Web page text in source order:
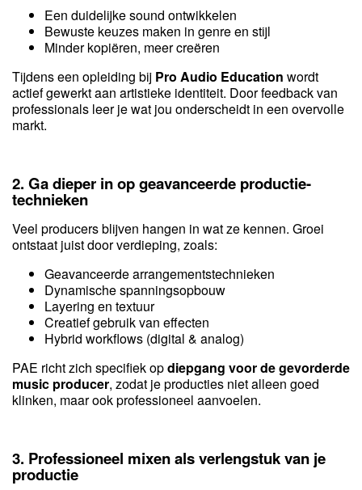
Een duidelijke sound ontwikkelen
Bewuste keuzes maken in genre en stijl
Minder kopiëren, meer creëren
Tijdens een opleiding bij Pro Audio Education wordt
actief gewerkt aan artistieke identiteit. Door feedback van
professionals leer je wat jou onderscheidt in een overvolle
markt.
2. Ga dieper in op geavanceerde productie-
technieken
Veel producers blijven hangen in wat ze kennen. Groei
ontstaat juist door verdieping, zoals:
Geavanceerde arrangementstechnieken
Dynamische spanningsopbouw
Layering en textuur
Creatief gebruik van effecten
Hybrid workflows (digital & analog)
PAE richt zich specifiek opdiepgang voor de gevorderde
music producer, zodat je producties niet alleen goed
klinken, maar ook professioneel aanvoelen.
3. Professioneel mixen als verlengstuk van je
productie